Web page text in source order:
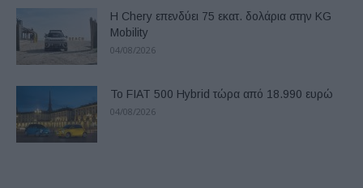
Η Chery επενδύει 75 εκατ. δολάρια στην KG
Mobility
04/08/2026
Το FIAT 500 Hybrid τώρα από 18.990 ευρώ
04/08/2026